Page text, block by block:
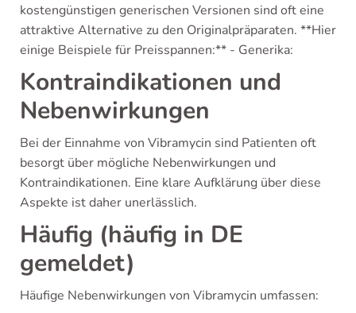
kostengünstigen generischen Versionen sind oft eine
attraktive Alternative zu den Originalpräparaten. **Hier
einige Beispiele für Preisspannen:** - Generika:
Kontraindikationen und
Nebenwirkungen
Bei der Einnahme von Vibramycin sind Patienten oft
besorgt über mögliche Nebenwirkungen und
Kontraindikationen. Eine klare Aufklärung über diese
Aspekte ist daher unerlässlich.
Häufig (häufig in DE
gemeldet)
Häufige Nebenwirkungen von Vibramycin umfassen: